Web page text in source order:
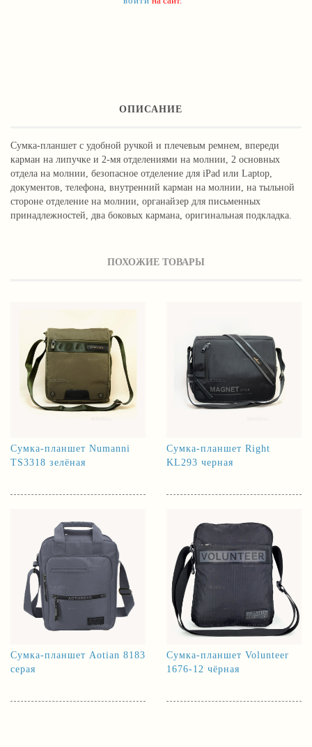
ОПИСАНИЕ
Сумка-планшет с удобной ручкой и плечевым ремнем, впереди
карман на липучке и 2-мя отделениями на молнии, 2 основных
отдела на молнии, безопасное отделение для iPad или Laptop,
документов, телефона, внутренний карман на молнии, на тыльной
стороне отделение на молнии, органайзер для письменных
принадлежностей, два боковых кармана, оригинальная подкладка.
ПОХОЖИЕ ТОВАРЫ
Сумка-планшет Numanni
TS3318 зелёная
Сумка-планшет Right
KL293 черная
Сумка-планшет Aotian 8183
серая
Сумка-планшет Volunteer
1676-12 чёрная